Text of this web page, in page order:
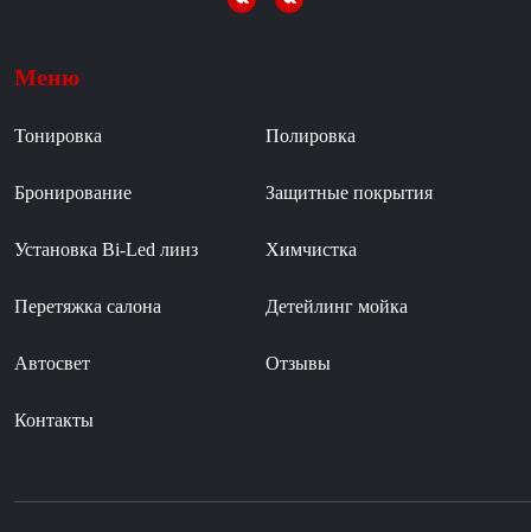
Меню
Тонировка Полировка
Бронирование Защитные покрытия
Установка Bi-Led линз Химчистка
Перетяжка салона Детейлинг мойка
Автосвет Отзывы
Контакты